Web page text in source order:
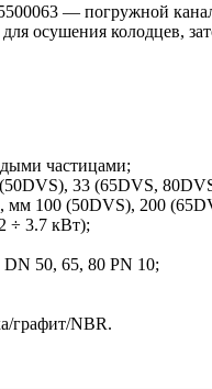
— погружной
осушения
частицами;
33 (65DVS,
мм 100 (50DVS), 200
÷ 3.7 кВт);
50, 65, 80 PN 10;
графит/NBR.